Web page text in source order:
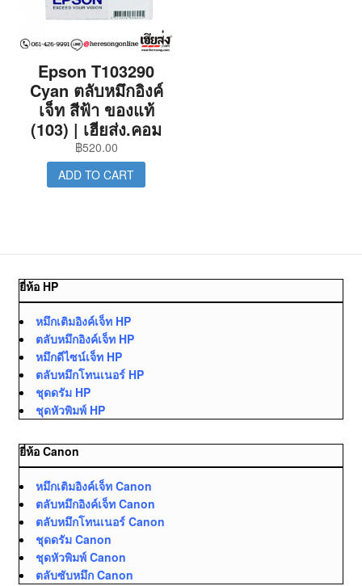
Epson T103290
Cyan ตลับหมึกอิงค์
เจ็ท สีฟ้า ของแท้
(103) | เฮียส่ง.คอม
฿520.00
ADD TO CART
ยี่ห้อ HP
หมึกเติมอิงค์เจ็ท HP
ตลับหมึกอิงค์เจ็ท HP
หมึกดีไซน์เจ็ท HP
ตลับหมึกโทนเนอร์ HP
ชุดดรัม HP
ชุดหัวพิมพ์ HP
ยี่ห้อ Canon
หมึกเติมอิงค์เจ็ท Canon
ตลับหมึกอิงค์เจ็ท Canon
ตลับหมึกโทนเนอร์ Canon
ชุดดรัม Canon
ชุดหัวพิมพ์ Canon
ตลับซับหมึก Canon